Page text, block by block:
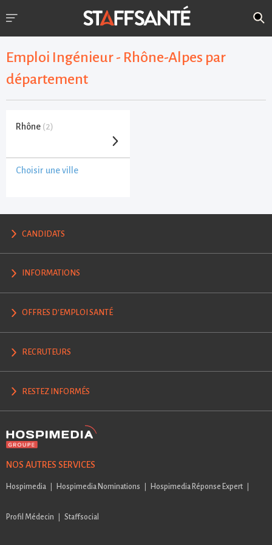
Emploi Ingénieur - Rhône-Alpes par
département
Rhône (2)
Choisir une ville
CANDIDATS
INFORMATIONS
OFFRES D'EMPLOI SANTÉ
RECRUTEURS
RESTEZ INFORMÉS
NOS AUTRES SERVICES
Hospimedia Hospimedia Nominations Hospimedia Réponse Expert
Profil Médecin Staffsocial